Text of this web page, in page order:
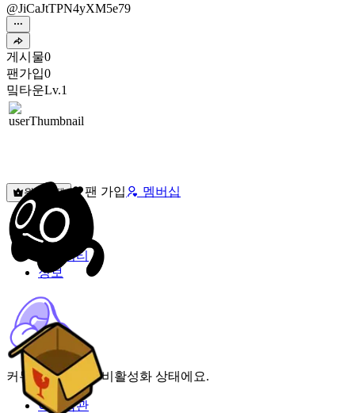
@JiCaJtTPN4yXM5e79
게시물0
팬가입0
밐타운Lv.1
원픽선택 팬 가입 멤버십
밐타운
피드
커뮤니티
정보
커뮤니티 기능이 비활성화 상태에요.
이용약관